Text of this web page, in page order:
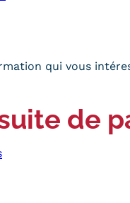
qui vous
de